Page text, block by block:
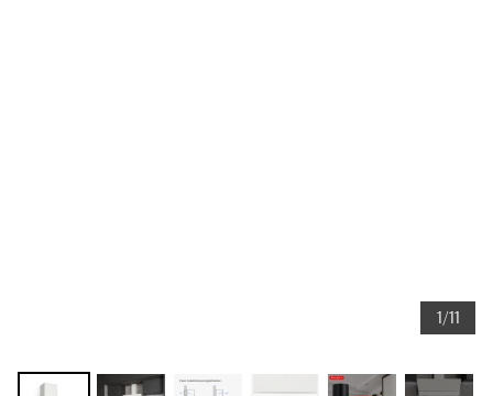
1/11